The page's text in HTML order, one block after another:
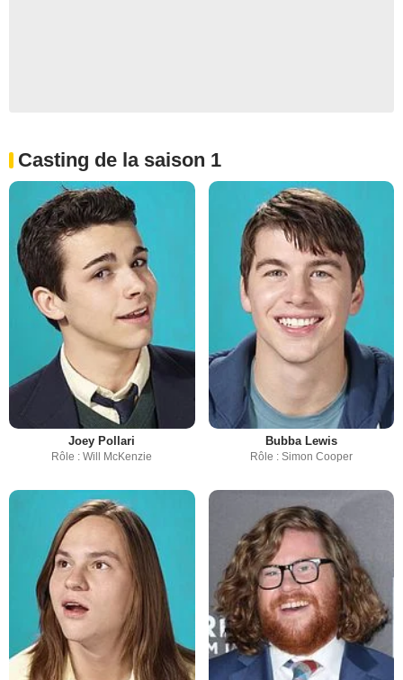
Casting de la saison 1
Joey Pollari
Rôle : Will McKenzie
Bubba Lewis
Rôle : Simon Cooper